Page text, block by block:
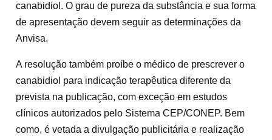
canabidiol. O grau de pureza da substância e sua forma
de apresentação devem seguir as determinações da
Anvisa.
A resolução também proíbe o médico de prescrever o
canabidiol para indicação terapêutica diferente da
prevista na publicação, com exceção em estudos
clínicos autorizados pelo Sistema CEP/CONEP. Bem
como, é vetada a divulgação publicitária e realização